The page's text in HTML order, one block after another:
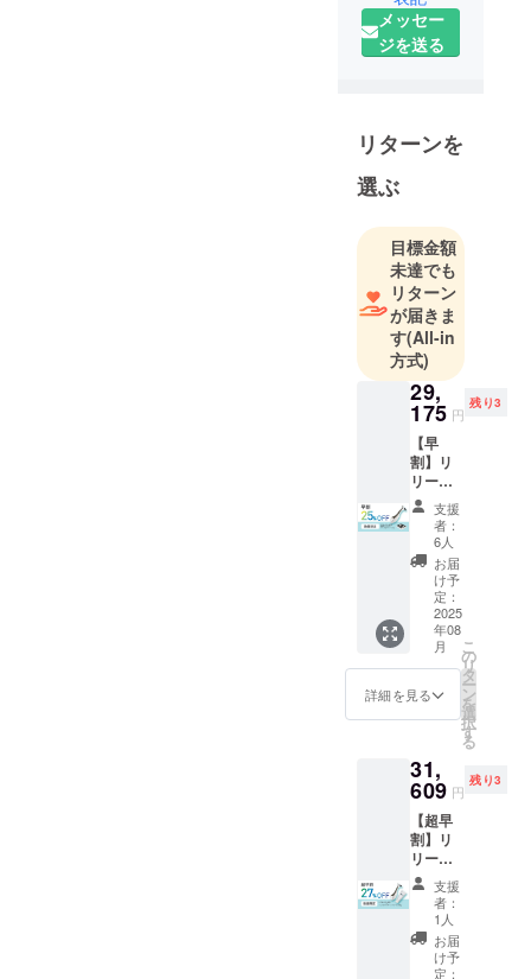
メッセー
ジを送る
リターンを
選ぶ
目標金額
未達でも
リターン
が届きま
す(All-in
方式)
29,
175 円
残り3
【早
割】リ
リース
スクレ
イパー
一般販
売予定
価格
38,900
円（税
込）
25%オ
フ
→29,17
5円（税
込）
円オフ)
以下の
商品を
専用の
箱に入
れてお
届け ・
スクレ
パー ×
1本（専
用ケー
支援
者：
6人
お届
け予
定：
2025
年08
月
詳細を見る
こ
の
リ
タ
ー
ン
を
選
択
す
る
31,
609 円
残り3
【超早
割】リ
リース
スクレ
イ
パー・
クリー
ム100g
セット
支援
者：
1人
お届
け予
定：